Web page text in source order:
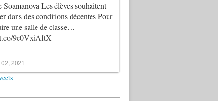
Soamanova Les élèves souhaitent
dans des conditions décentes Pour
une salle de classe…
9c0VxiAftX
2021